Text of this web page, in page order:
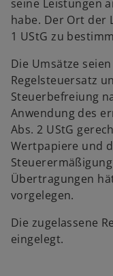
seine Leistungen
habe. Der Ort der
1 UStG zu
Die Umsätze
Regelsteuersatz
Steuerbefreiung
Anwendung des
Abs. 2 UStG
Wertpapiere und
Übertragungen
vorgelegen.
Die zugelassene
eingelegt.